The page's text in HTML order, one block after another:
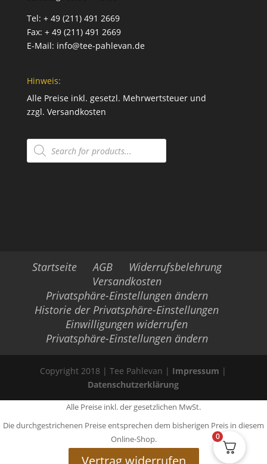
Tel: + 49 (211) 491 2669
Fax: + 49 (211) 491 2669
E-Mail: info@tee-pahlevan.de
Hinweis:
Alle Preise inkl. gesetzl. Mehrwertsteuer und
zzgl. Versandkosten
Products
search
Startseite AGB
Widerrufsbelehrung
Versandkosten
Privatsphäre-Einstellungen ändern
Historie der Privatsphäre-Einstellungen
Einwilligungen widerrufen
Privatsphäre-Einstellungen ändern
Copyright 2018 | Tee Pahlevan | Impressum |
Datenschutzerklärung
Alle Preise inkl. der gesetzlichen MwSt.
Die durchgestrichenen Preise entsprechen dem bisherigen Preis in diesem
Online-Shop.
Vertrag widerrufen
0